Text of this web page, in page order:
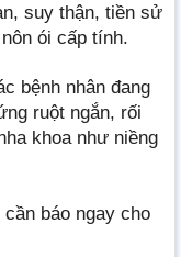
suy thận, tiền sử
ói cấp tính.
bệnh nhân đang
ruột ngắn, rối
khoa như niềng
báo ngay cho